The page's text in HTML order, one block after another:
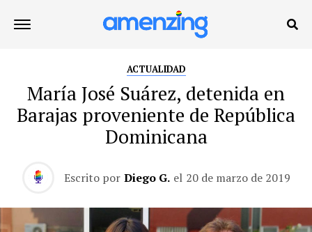
ACTUALIDAD
María José Suárez, detenida en
Barajas proveniente de República
Dominicana
Escrito por Diego G. el 20 de marzo de 2019